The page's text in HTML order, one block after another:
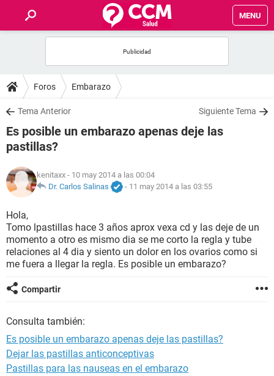
MENU
FOROS
SALUD
FAMILIA
NUTRICIÓN
SEXUALIDAD
GLOSARIO
Foros Embarazo
Tema Anterior Siguiente Tema
Es posible un embarazo apenas deje las
pastillas?
kenitaxx - 10 may 2014 a las 00:04
Dr. Carlos Salinas
- 11 may 2014 a las 03:55
Hola,
Tomo lpastillas hace 3 años aprox vexa cd y las deje de un
momento a otro es mismo dia se me corto la regla y tube
relaciones al 4 dia y siento un dolor en los ovarios como si
me fuera a llegar la regla. Es posible un embarazo?
Compartir
Consulta también:
Es posible un embarazo apenas deje las pastillas?
Dejar las pastillas anticonceptivas
Pastillas para las nauseas en el embarazo